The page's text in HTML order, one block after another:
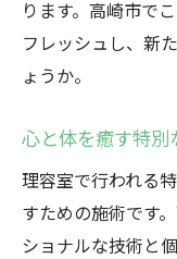
ります。高崎市で
フレッシュし、新
ょうか。
心と体を癒す特
理容室で行われる
すための施術です
ショナルな技術と